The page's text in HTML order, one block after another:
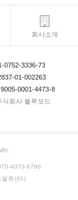
회사소개
0752-3336-73
01-002263
9005-0001-4473-8
식회사 블루모드
4070-6786
류센터